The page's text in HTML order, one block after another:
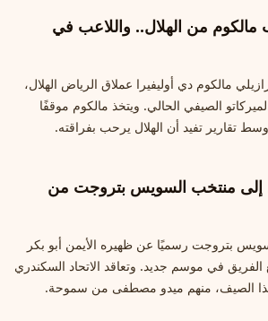
مالكوم من الهلال.. واللاعب في
مالكوم دي أوليفيرا عملاق الرياض الهلال،
الصيفي الحالي. ويتخذ مالكوم موقفًا
تقارير تفيد أن الهلال يرحب بفراقته.
إلى منتخب السويس بتروجت من
بتروجت رسميًا عن ظهيره الأيمن أبو بكر
في موسم جديد. وتعاقد الاتحاد السكندري
هذا الصيف، منهم ميدو مصطفى من سموحة.